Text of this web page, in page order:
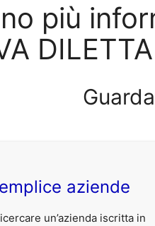
più
Guarda
aziende
un’azienda iscritta in